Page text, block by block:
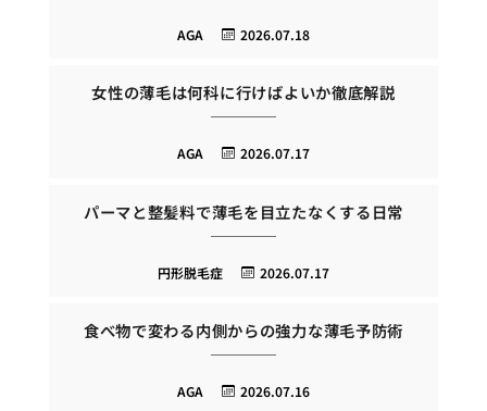
2026.07.18
AGA
女性の薄毛は何科に行けばよいか徹底解説
2026.07.17
AGA
パーマと整髪料で薄毛を目立たなくする日常
2026.07.17
円形脱毛症
食べ物で変わる内側からの強力な薄毛予防術
2026.07.16
AGA